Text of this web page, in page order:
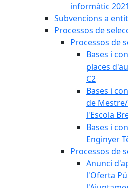
informàtic 2021
Subvencions a
Processos de
Processos de
Bases i
places
C2
Bases i
de
l'Escola
Bases i
Enginyer
Processos de
Anunci
l'Oferta